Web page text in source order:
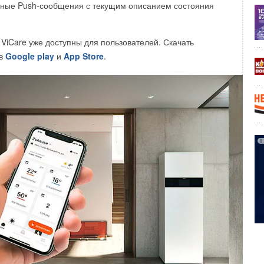
Push-сообщения с текущим описанием состояния
уже доступны для пользователей. Скачать
Google play и App Store.
скорости СРМ и СРМщ
нужны, чтобы плавно менять скорости вращения
двигателей. Полупроводниковый прибор —
напряжение, подаваемое на вентилятор.
регуляторы СРМ и СРМщ обеспечивают
однофазными вентиляторами.
регуляторов скорости такие:
для защиты от перегрузки
на DIN-рейку, накладной и встраиваемый
рабочей точки вручную
по внешнему сигналу 0.10 В
систем вентиляцииНЕВАТОМ
рекомендует использовать
потому что: